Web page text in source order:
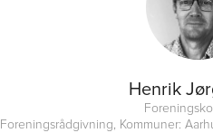
Henrik
Foreningsrådgivning, Kommuner: